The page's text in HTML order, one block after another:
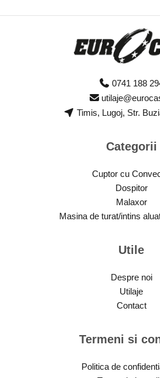
0741 188
Timis, Lugoj, Str.
Categorii
Cuptor cu
Dospitor
Malaxor
Masina de turat/intins
Utile
Despre noi
Utilaje
Contact
Termeni si
Politica de